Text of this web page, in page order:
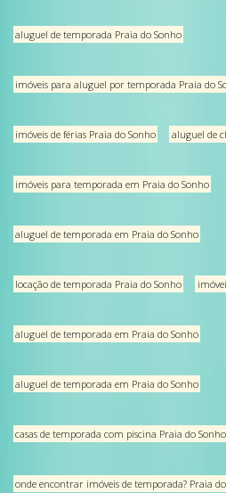
aluguel de temporada Praia do Sonho
imóveis para aluguel por temporada Praia do
imóveis de férias Praia do Sonho aluguel de
imóveis para temporada em Praia do Sonho
aluguel de temporada em Praia do Sonho
locação de temporada Praia do Sonho
aluguel de temporada em Praia do Sonho
aluguel de temporada em Praia do Sonho
casas de temporada com piscina Praia do Sonho
onde encontrar imóveis de temporada? Praia